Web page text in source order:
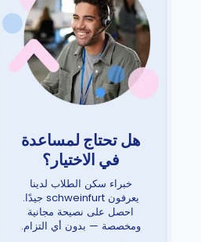
هل تحتاج لمساعدة
في الاختيار؟
خبراء سكن الطلاب لدينا
يعرفون schweinfurt جيدًا.
احصل على نصيحة مجانية
ومخصصة — بدون أي التزام.